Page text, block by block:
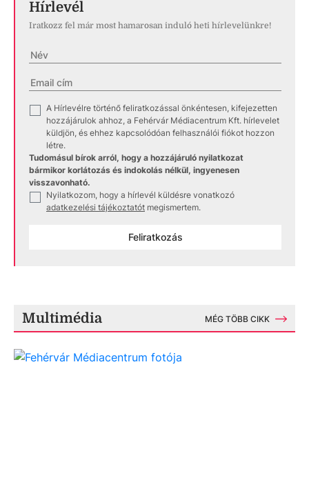
Hírlevél
Iratkozz fel már most hamarosan induló heti hírlevelünkre!
A Hírlevélre történő feliratkozással önkéntesen, kifejezetten
hozzájárulok ahhoz, a Fehérvár Médiacentrum Kft. hírlevelet
küldjön, és ehhez kapcsolódóan felhasználói fiókot hozzon
létre.
Tudomásul bírok arról, hogy a hozzájáruló nyilatkozat
bármikor korlátozás és indokolás nélkül, ingyenesen
visszavonható.
Nyilatkozom, hogy a hírlevél küldésre vonatkozó
adatkezelési tájékoztatót megismertem.
Feliratkozás
Multimédia MÉG TÖBB CIKK